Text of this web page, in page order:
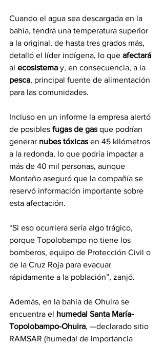
Cuando el agua sea descargada en la
bahía, tendrá una temperatura superior
a la original, de hasta tres grados más,
detalló el líder indígena, lo que afectará
al ecosistema y, en consecuencia, a la
pesca, principal fuente de alimentación
para las comunidades.
Incluso en un informe la empresa alertó
de posibles fugas de gas que podrían
generar nubes tóxicas en 45 kilómetros
a la redonda, lo que podría impactar a
más de 40 mil personas, aunque
Montaño aseguró que la compañía se
reservó información importante sobre
esta afectación.
“Si eso ocurriera sería algo trágico,
porque Topolobampo no tiene los
bomberos, equipo de Protección Civil o
de la Cruz Roja para evacuar
rápidamente a la población”, zanjó.
Además, en la bahía de Ohuira se
encuentra el humedal Santa María-
Topolobampo-Ohuira, —declarado sitio
RAMSAR (humedal de importancia